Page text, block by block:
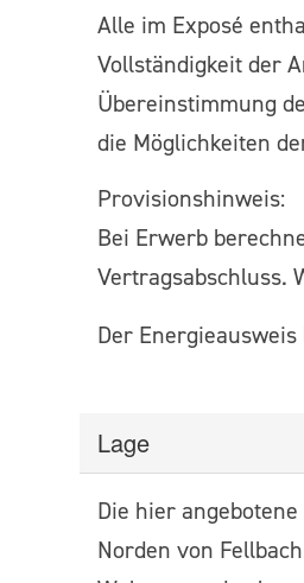
Alle im Exposé
Vollständigkeit der
Übereinstimmung
die Möglichkeiten
Provisionshinweis:
Bei Erwerb
Vertragsabschluss.
Der
Lage
Die hier
Norden von